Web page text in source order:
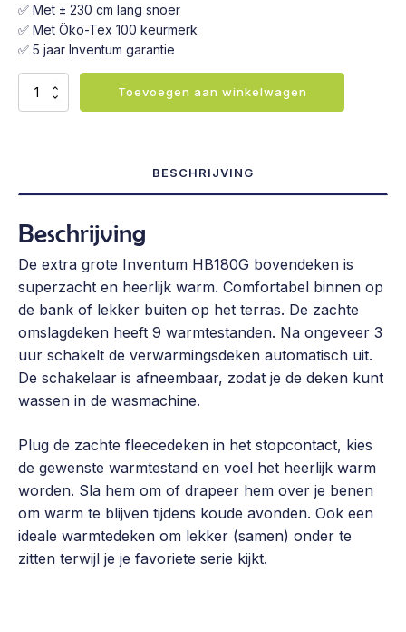
✅ Met ± 230 cm lang snoer
✅ Met Öko-Tex 100 keurmerk
✅ 5 jaar Inventum garantie
Inventum
Toevoegen aan winkelwagen
BESCHRIJVING
Beschrijving
De extra grote Inventum HB180G bovendeken is
superzacht en heerlijk warm. Comfortabel binnen op
de bank of lekker buiten op het terras. De zachte
omslagdeken heeft 9 warmtestanden. Na ongeveer 3
uur schakelt de verwarmingsdeken automatisch uit.
De schakelaar is afneembaar, zodat je de deken kunt
wassen in de wasmachine.
Plug de zachte fleecedeken in het stopcontact, kies
de gewenste warmtestand en voel het heerlijk warm
worden. Sla hem om of drapeer hem over je benen
om warm te blijven tijdens koude avonden. Ook een
ideale warmtedeken om lekker (samen) onder te
zitten terwijl je je favoriete serie kijkt.